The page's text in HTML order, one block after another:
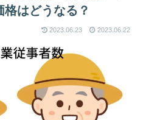
はどうなる？
2023.06.23 2023.06.22